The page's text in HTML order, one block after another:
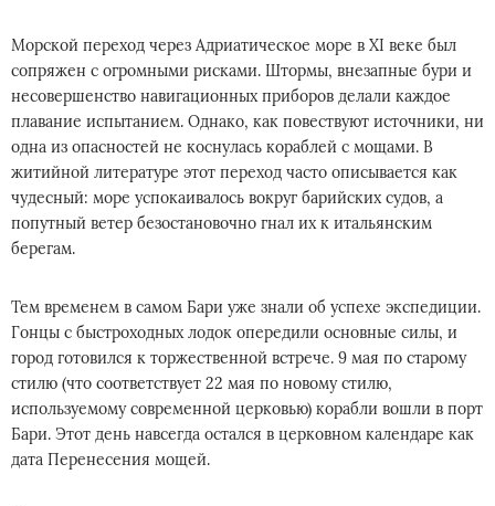
Морской переход через Адриатическое море в XI веке был
сопряжен с огромными рисками. Штормы, внезапные бури и
несовершенство навигационных приборов делали каждое
плавание испытанием. Однако, как повествуют источники, ни
одна из опасностей не коснулась кораблей с мощами. В
житийной литературе этот переход часто описывается как
чудесный: море успокаивалось вокруг барийских судов, а
попутный ветер безостановочно гнал их к итальянским
берегам.
Тем временем в самом Бари уже знали об успехе экспедиции.
Гонцы с быстроходных лодок опередили основные силы, и
город готовился к торжественной встрече. 9 мая по старому
стилю (что соответствует 22 мая по новому стилю,
используемому современной церковью) корабли вошли в порт
Бари. Этот день навсегда остался в церковном календаре как
дата Перенесения мощей.